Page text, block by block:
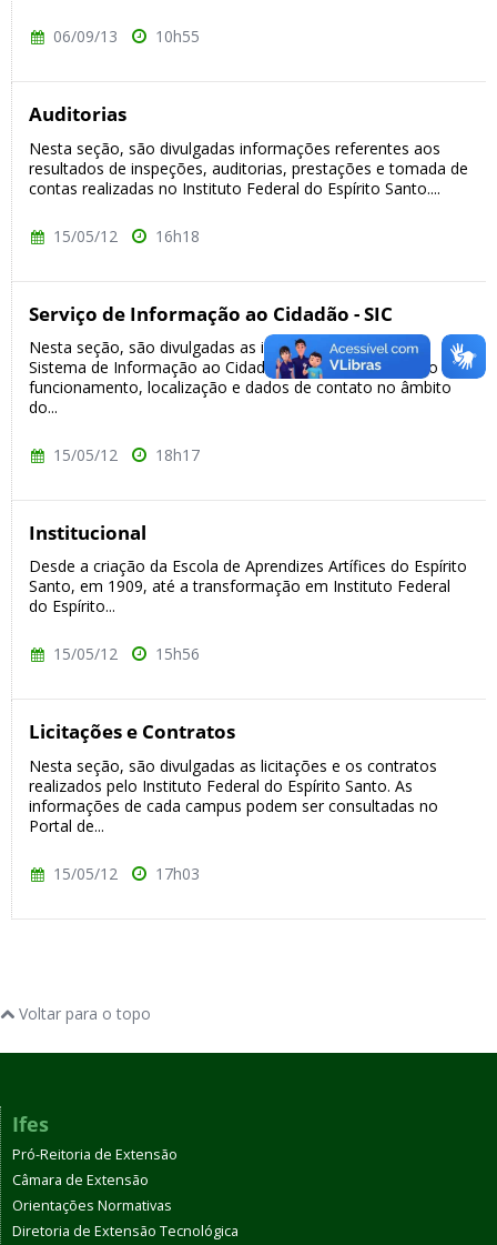
06/09/13 10h55
Auditorias
Nesta seção, são divulgadas informações referentes aos
resultados de inspeções, auditorias, prestações e tomada de
contas realizadas no Instituto Federal do Espírito Santo....
15/05/12 16h18
Serviço de Informação ao Cidadão - SIC
Nesta seção, são divulgadas as informações sobre o
Sistema de Informação ao Cidadão – SIC, pertinentes ao seu
funcionamento, localização e dados de contato no âmbito
do...
15/05/12 18h17
Institucional
Desde a criação da Escola de Aprendizes Artífices do Espírito
Santo, em 1909, até a transformação em Instituto Federal
do Espírito...
15/05/12 15h56
Licitações e Contratos
Nesta seção, são divulgadas as licitações e os contratos
realizados pelo Instituto Federal do Espírito Santo. As
informações de cada campus podem ser consultadas no
Portal de...
15/05/12 17h03
Voltar para o topo
Ifes
Pró-Reitoria de Extensão
Câmara de Extensão
Orientações Normativas
Diretoria de Extensão Tecnológica